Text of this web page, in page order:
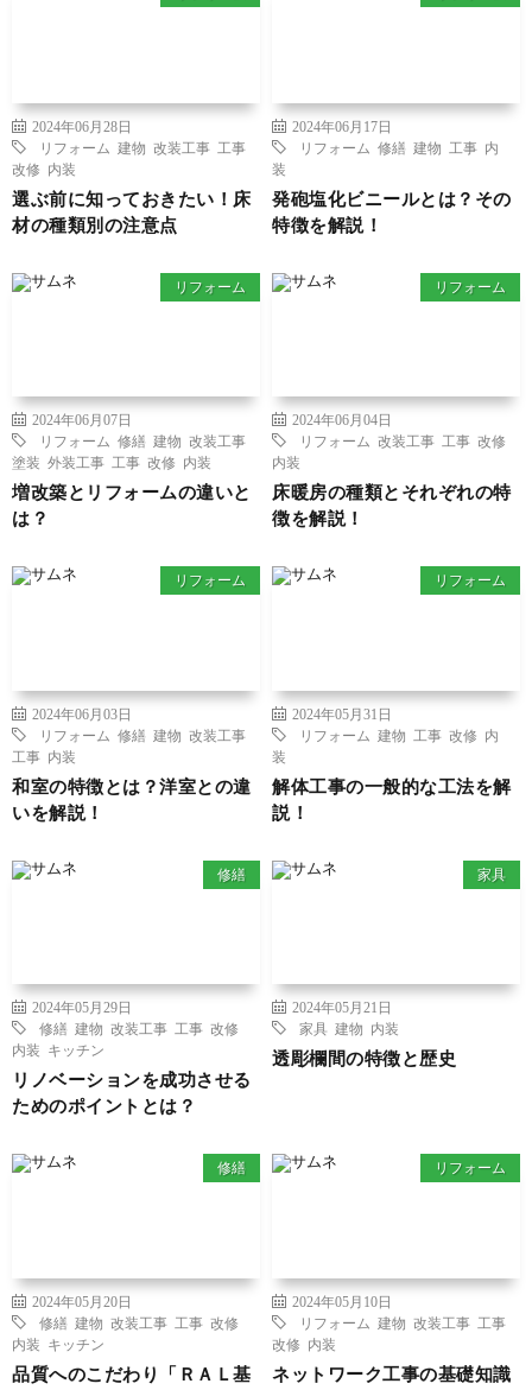
2024年06月28日
リフォーム
建物 改装工事 工事
改修
内装
選ぶ前に知っておきたい！床
材の種類別の注意点
2024年06月17日
リフォーム
修繕 建物 工事 内
装
発砲塩化ビニールとは？その
特徴を解説！
リフォーム
2024年06月07日
リフォーム
修繕 建物 改装工事
塗装 外装工事 工事 改修 内装
増改築とリフォームの違いと
は？
リフォーム
2024年06月04日
リフォーム
改装工事 工事 改修
内装
床暖房の種類とそれぞれの特
徴を解説！
リフォーム
2024年06月03日
リフォーム
修繕 建物 改装工事
工事 内装
和室の特徴とは？洋室との違
いを解説！
リフォーム
2024年05月31日
リフォーム
建物 工事 改修
内
装
解体工事の一般的な工法を解
説！
修繕
2024年05月29日
修繕 建物 改装工事 工事 改修
内装
キッチン
リノベーションを成功させる
ためのポイントとは？
家具
2024年05月21日
家具 建物 内装
透彫欄間の特徴と歴史
修繕
2024年05月20日
修繕 建物 改装工事 工事 改修
内装
キッチン
品質へのこだわり「ＲＡＬ基
リフォーム
2024年05月10日
リフォーム
建物 改装工事 工事
改修
内装
ネットワーク工事の基礎知識